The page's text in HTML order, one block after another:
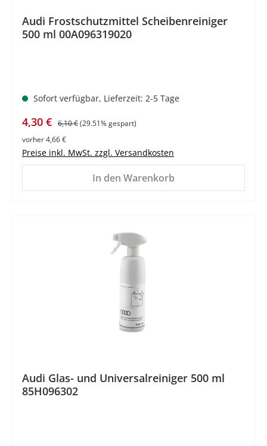
Audi Frostschutzmittel Scheibenreiniger
500 ml 00A096319020
Sofort verfügbar, Lieferzeit: 2-5 Tage
Verkaufspreis:
4,30 € Regulärer Preis:
6,10 €(29.51% gespart)
vorher 4,66 €
Preise inkl. MwSt. zzgl. Versandkosten
In den Warenkorb
Audi Glas- und Universalreiniger 500 ml
85H096302